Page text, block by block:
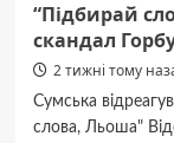
“Підбирай
скандал
2 тижні тому
Сумська
слова, Льоша"